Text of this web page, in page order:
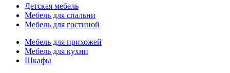
Детская мебель
Мебель для спальни
Мебель для гостиной
Мебель для прихожей
Мебель для кухни
Шкафы